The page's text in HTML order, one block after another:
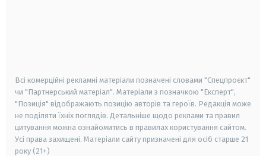
Всі комерційні рекламні матеріали позначені словами "Спецпроєкт"
чи "Партнерський матеріал". Матеріали з позначкою "Експерт",
"Позиція" відображають позицію авторів та героїв. Редакція може
не поділяти їхніх поглядів. Детальніше щодо реклами та правил
цитування можна ознайомитись в правилах користування сайтом.
Усі права захищені. Матеріали сайту призначені для осіб старше 21
року (21+)